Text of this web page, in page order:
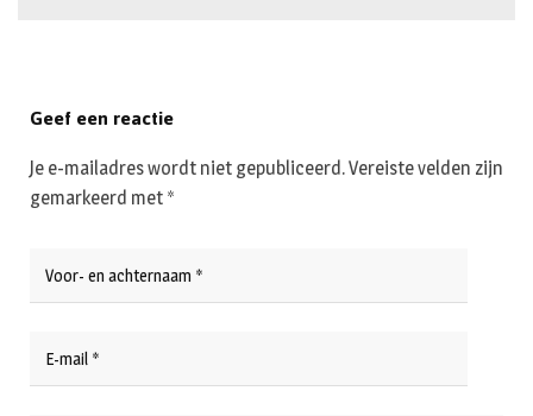
Geef een reactie
Je e-mailadres wordt niet gepubliceerd.Vereiste velden zijn
gemarkeerd met *